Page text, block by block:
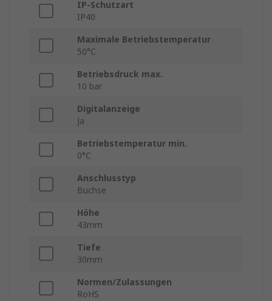
IP-Schutzart
IP40
Maximale Betriebstemperatur
50°C
Betriebsdruck max.
10 bar
Digitalanzeige
Ja
Betriebstemperatur min.
0°C
Anschlusstyp
Buchse
Höhe
43mm
Tiefe
30mm
Normen/Zulassungen
RoHS